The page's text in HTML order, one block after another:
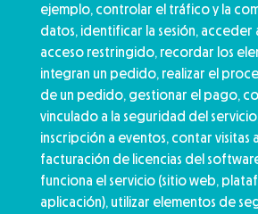
ejemplo, controlar el tráfico y la
datos, identificar la sesión, acceder
acceso restringido, recordar los
integran un pedido, realizar el
de un pedido, gestionar el pago,
vinculado a la seguridad del
inscripción a eventos, contar visitas
facturación de licencias del
funciona el servicio (sitio web,
aplicación), utilizar elementos de